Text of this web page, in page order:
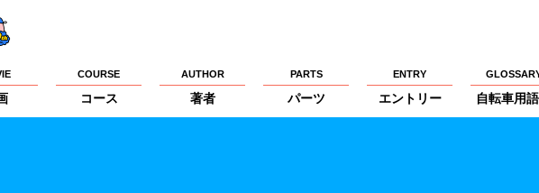
COURSE
コース
AUTHOR
著者
PARTS
パーツ
ENTRY
エントリー 自転車用